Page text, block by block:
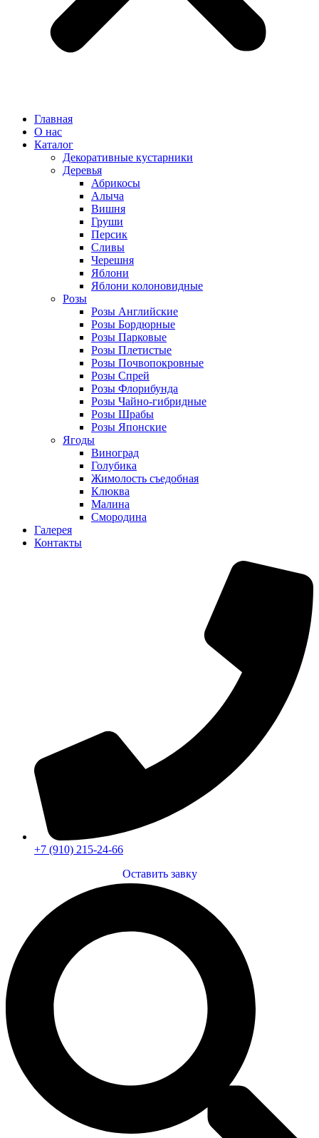
Главная
О нас
Каталог
Декоративные кустарники
Деревья
Абрикосы
Алыча
Вишня
Груши
Персик
Сливы
Черешня
Яблони
Яблони колоновидные
Розы
Розы Английские
Розы Бордюрные
Розы Парковые
Розы Плетистые
Розы Почвопокровные
Розы Спрей
Розы Флорибунда
Розы Чайно-гибридные
Розы Шрабы
Розы Японские
Ягоды
Виноград
Голубика
Жимолость съедобная
Клюква
Малина
Смородина
Галерея
Контакты
+7 (910) 215-24-66
Оставить завку